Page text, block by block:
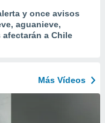
y once avisos
aguanieve,
a Chile
Más Vídeos